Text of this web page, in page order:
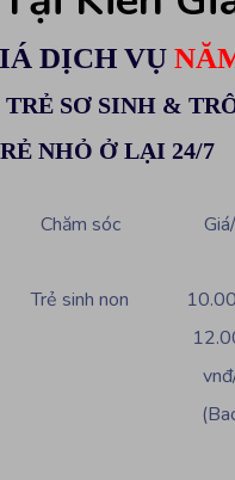
DỊCH VỤ
TRẺ SƠ SINH &
NHỎ Ở LẠI 24/7
Chăm sóc
Trẻ sinh non